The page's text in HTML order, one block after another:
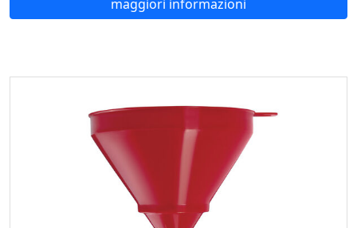
maggiori informazioni